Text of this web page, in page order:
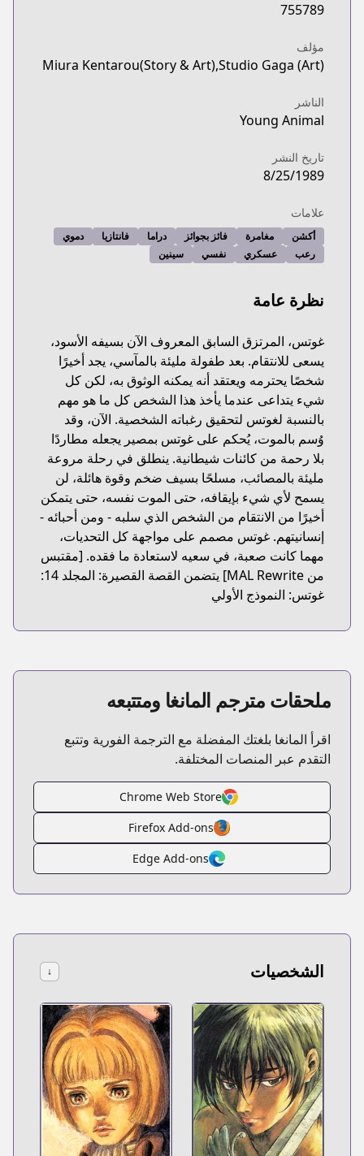
755789
مؤلف
Miura Kentarou(Story & Art),Studio Gaga (Art)
الناشر
Young Animal
تاريخ النشر
8/25/1989
علامات
أكشن مغامرة فائز بجوائز دراما فانتازيا
دموي
رعب
عسكري نفسي سينين
نظرة عامة
غوتس، المرتزق السابق المعروف الآن بسيفه الأسود،
يسعى للانتقام. بعد طفولة مليئة بالمآسي، يجد أخيرًا
شخصًا يحترمه ويعتقد أنه يمكنه الوثوق به، لكن كل
شيء يتداعى عندما يأخذ هذا الشخص كل ما هو مهم
بالنسبة لغوتس لتحقيق رغباته الشخصية. الآن، وقد
وُسم بالموت، يُحكم على غوتس بمصير يجعله مطاردًا
بلا رحمة من كائنات شيطانية. ينطلق في رحلة مروعة
مليئة بالمصائب، مسلحًا بسيف ضخم وقوة هائلة، لن
يسمح لأي شيء بإيقافه، حتى الموت نفسه، حتى يتمكن
أخيرًا من الانتقام من الشخص الذي سلبه - ومن أحبائه -
إنسانيتهم. غوتس مصمم على مواجهة كل التحديات،
مهما كانت صعبة، في سعيه لاستعادة ما فقده. [مقتبس
من MAL Rewrite] يتضمن القصة القصيرة: المجلد 14:
غوتس: النموذج الأولي
ملحقات مترجم المانغا ومتتبعه
اقرأ المانغا بلغتك المفضلة مع الترجمة الفورية وتتبع
التقدم عبر المنصات المختلفة.
Chrome Web Store
Firefox Add-ons
Edge Add-ons
الشخصيات ↓